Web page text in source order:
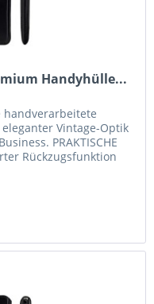
Handyhülle...
handverarbeitete
Vintage-Optik
PRAKTISCHE
Rückzugsfunktion